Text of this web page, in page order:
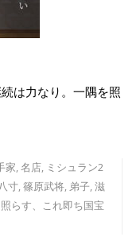
は力なり。一隅を照
家,名店, ミシュラン2
八寸,篠原武将, 弟子,滋
らす、これ即ち国宝